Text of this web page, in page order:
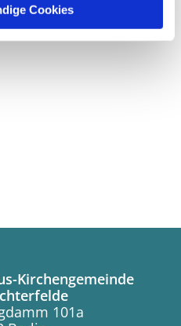
Cookies
Kirchengemeinde
101a